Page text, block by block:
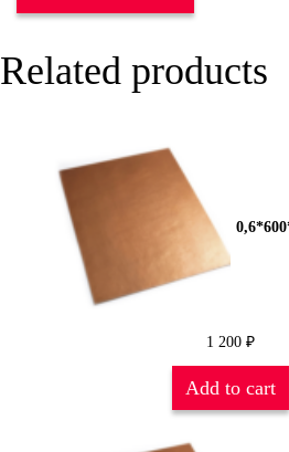
Related products
1 200 ₽
Add to cart